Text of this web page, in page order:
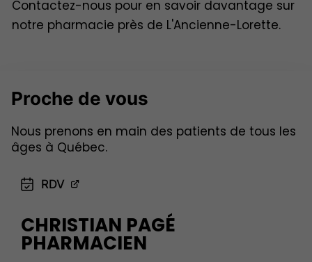
Contactez-nous pour en savoir davantage sur
notre pharmacie près de L'Ancienne-Lorette.
CHRISTIAN PAGÉ
PHARMACIEN
Proche de vous
Nous prenons en main des patients de tous les
âges à Québec.
RDV